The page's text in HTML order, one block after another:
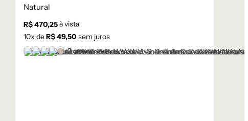
Natural
R$470,25à vista
10x deR$49,50 sem juros
Castanho
Champanhe
Cinza Grafite Metalizado
Ébano
Lâmina Frapê
+2 cores